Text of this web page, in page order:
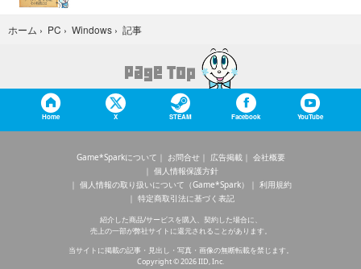
ホーム › PC › Windows › 記事
Home X STEAM Facebook YouTube
Game*Sparkについて お問合せ 広告掲載
会社概要
個人情報保護方針
個人情報の取り扱いについて（Game*Spark）
利用規約
特定商取引法に基づく表記
紹介した商品/サービスを購入、契約した場合に、
売上の一部が弊社サイトに還元されることがあります。
当サイトに掲載の記事・見出し・写真・画像の無断転載を禁じます。
Copyright © 2026 IID, Inc.